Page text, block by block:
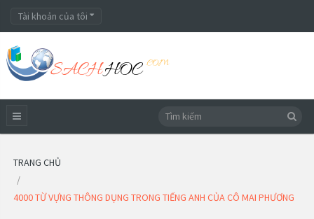
Tài khoản của tôi
TRANG CHỦ
4000 TỪ VỰNG THÔNG DỤNG TRONG TIẾNG ANH CỦA CÔ MAI PHƯƠNG